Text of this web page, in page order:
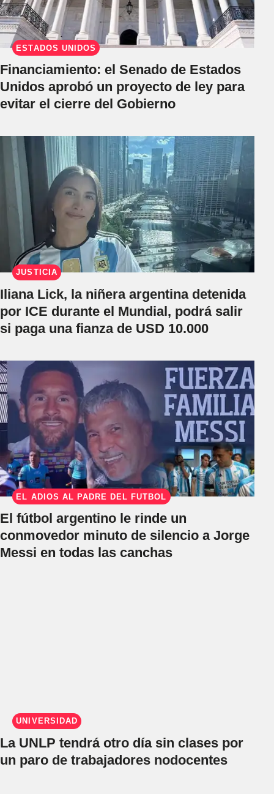
ESTADOS UNIDOS
Financiamiento: el Senado de Estados
Unidos aprobó un proyecto de ley para
evitar el cierre del Gobierno
JUSTICIA
Iliana Lick, la niñera argentina detenida
por ICE durante el Mundial, podrá salir
si paga una fianza de USD 10.000
EL ADIÓS AL PADRE DEL FÚTBOL
El fútbol argentino le rinde un
conmovedor minuto de silencio a Jorge
Messi en todas las canchas
UNIVERSIDAD
La UNLP tendrá otro día sin clases por
un paro de trabajadores nodocentes